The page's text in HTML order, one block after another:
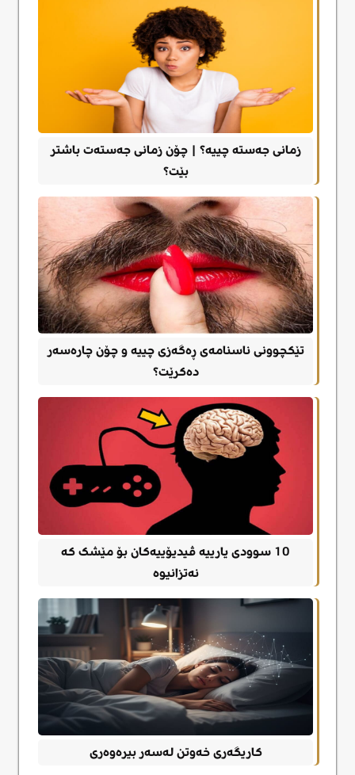
زمانی جەستە چییە؟ | چۆن زمانی جەستەت باشتر
بێت؟
تێکچوونی ناسنامەی ڕەگەزی چییە و چۆن چارەسەر
دەکرێت؟
10 سوودی یارییە ڤیدیۆییەکان بۆ مێشک کە
نەتزانیوە
کاریگەری خەوتن لەسەر بیرەوەری